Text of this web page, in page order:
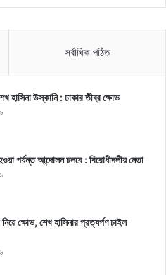
সর্বাধিক পঠিত
হাসিনা উস্কানি : ঢাকার তীব্র ক্ষোভ
পর্যন্ত আন্দোলন চলবে : বিরোধীদলীয় নেতা
ক্ষোভ, শেখ হাসিনার প্রত্যর্পণ চাইল